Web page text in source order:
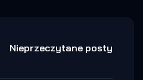
Nieprzeczytane posty